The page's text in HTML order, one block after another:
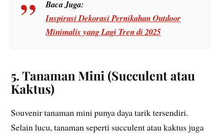
Baca Juga:
Inspirasi Dekorasi Pernikahan Outdoor
Minimalis yang Lagi Tren di 2025
5. Tanaman Mini (Succulent atau
Kaktus)
Souvenir tanaman mini punya daya tarik tersendiri.
Selain lucu, tanaman seperti succulent atau kaktus juga